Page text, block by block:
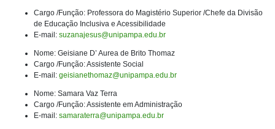
Cargo /Função: Professora do Magistério Superior /Chefe da Divisão
de Educação Inclusiva e Acessibilidade
E-mail: suzanajesus@unipampa.edu.br
Nome: Geisiane D’ Aurea de Brito Thomaz
Cargo /Função: Assistente Social
E-mail: geisianethomaz@unipampa.edu.br
Nome: Samara Vaz Terra
Cargo /Função: Assistente em Administração
E-mail: samaraterra@unipampa.edu.br